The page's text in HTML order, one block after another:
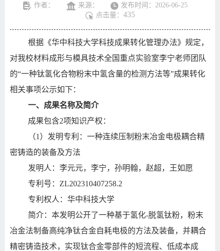
作者： 来源：
发布时间：2026-06-25
点击量： 435
根据《华中科技大学科技成果转化管理办法》规定，
对我校材料成形与模具技术全国重点实验室李宁老师团队
的“一种钛氢化合物粉末中氢含量的检测方法等”成果转化
相关事项公示如下：
一、成果名称及简介
成果包含2项知识产权：
（1）发明专利：一种连续压制粉末冶金电极耦合精
密铸造的装备及方法
发明人：李元元，李宁，孙明翰，赵超，王如愿
专利号：ZL202310407258.2
专利权人：华中科技大学
简介：本发明公开了一种基于氢化-脱氢钛粉，粉末
冶金法制备高纯净钛合金自耗电极的方法及装备，并耦合
精密铸造技术，实现钛合金零部件的短流程、低成本成